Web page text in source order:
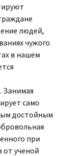
людей,
чужого
в нашем
Занимая
само
достойным
при
от ученой